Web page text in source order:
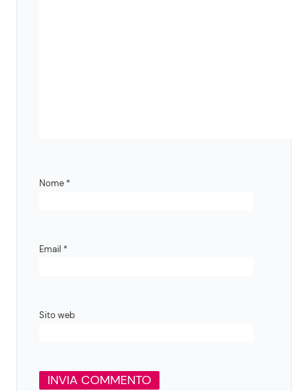
Nome *
Email *
Sito web